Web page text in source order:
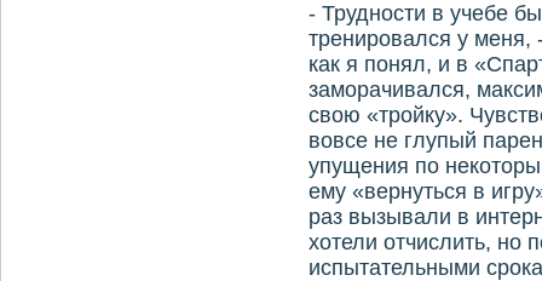
- Трудности в учебе
тренировался у
как я понял, и в
заморачивался,
свою «тройку».
вовсе не глупый
упущения по
ему «вернуться в
раз вызывали в
хотели отчислить, но
испытательными